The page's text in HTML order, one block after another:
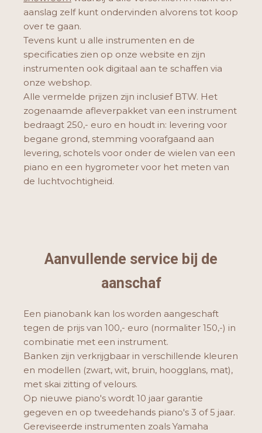
aanslag zelf kunt ondervinden alvorens tot koop
over te gaan.
Tevens kunt u alle instrumenten en de
specificaties zien op onze website en zijn
instrumenten ook digitaal aan te schaffen via
onze webshop.
Alle vermelde prijzen zijn inclusief BTW. Het
zogenaamde afleverpakket van een instrument
bedraagt 250,- euro en houdt in: levering voor
begane grond, stemming voorafgaand aan
levering, schotels voor onder de wielen van een
piano en een hygrometer voor het meten van
de luchtvochtigheid.
Aanvullende service bij de
aanschaf
Een pianobank kan los worden aangeschaft
tegen de prijs van 100,- euro (normaliter 150,-) in
combinatie met een instrument.
Banken zijn verkrijgbaar in verschillende kleuren
en modellen (zwart, wit, bruin, hoogglans, mat),
met skai zitting of velours.
Op nieuwe piano's wordt 10 jaar garantie
gegeven en op tweedehands piano's 3 of 5 jaar.
Gereviseerde instrumenten zoals Yamaha